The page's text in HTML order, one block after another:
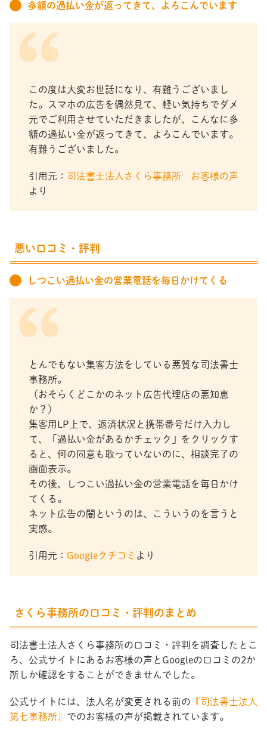
多額の過払い金が返ってきて、よろこんでいます
この度は大変お世話になり、有難うございまし
た。スマホの広告を偶然見て、軽い気持ちでダメ
元でご利用させていただきましたが、こんなに多
額の過払い金が返ってきて、よろこんでいます。
有難うございました。
引用元： 司法書士法人さくら事務所 お客様の声
より
悪い口コミ・評判
しつこい過払い金の営業電話を毎日かけてくる
とんでもない集客方法をしている悪質な司法書士
事務所。
（おそらくどこかのネット広告代理店の悪知恵
か？）
集客用LP上で、返済状況と携帯番号だけ入力し
て、「過払い金があるかチェック」をクリックす
ると、何の同意も取っていないのに、相談完了の
画面表示。
その後、しつこい過払い金の営業電話を毎日かけ
てくる。
ネット広告の闇というのは、こういうのを言うと
実感。
引用元： Googleクチコミ より
さくら事務所の口コミ・評判のまとめ
司法書士法人さくら事務所の口コミ・評判を調査したとこ
ろ、公式サイトにあるお客様の声とGoogleの口コミの2か
所しか確認をすることができませんでした。
公式サイトには、法人名が変更される前の 『司法書士法人
第七事務所』 でのお客様の声が掲載されています。